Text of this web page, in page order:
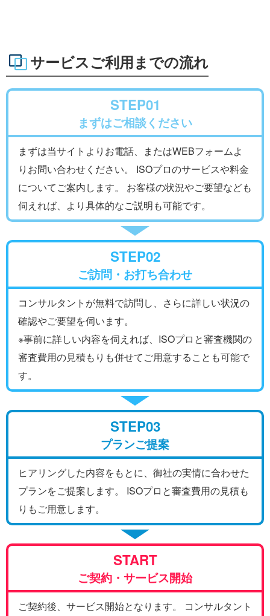
サービスご利用までの流れ
STEP01
まずはご相談ください
まずは当サイトよりお電話、またはWEBフォームよ
りお問い合わせください。 ISOプロのサービスや料金
についてご案内します。 お客様の状況やご要望なども
伺えれば、より具体的なご説明も可能です。
STEP02
ご訪問・お打ち合わせ
コンサルタントが無料で訪問し、さらに詳しい状況の
確認やご要望を伺います。
※事前に詳しい内容を伺えれば、ISOプロと審査機関の
審査費用の見積もりも併せてご用意することも可能で
す。
STEP03
プランご提案
ヒアリングした内容をもとに、御社の実情に合わせた
プランをご提案します。 ISOプロと審査費用の見積も
りもご用意します。
START
ご契約・サービス開始
ご契約後、サービス開始となります。 コンサルタント